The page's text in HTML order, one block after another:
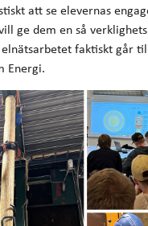
att se elevernas
ge dem en så
faktiskt går
Energi.